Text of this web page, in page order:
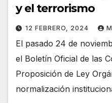
y el terrorismo
12 FEBRERO, 2024
El pasado 24 de
el Boletín Oficial de las
Proposición de Ley
normalización